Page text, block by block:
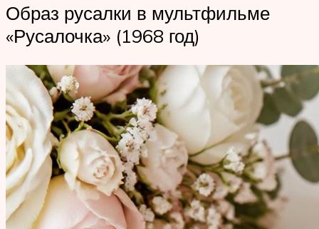
Образ русалки в мультфильме
«Русалочка» (1968 год)